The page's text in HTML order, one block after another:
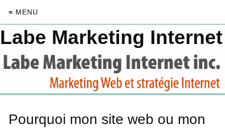
≡ MENU
Labe Marketing Internet
Pourquoi mon site web ou mon